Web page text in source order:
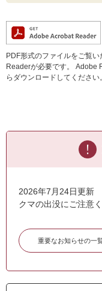
PDF形式のファイルをご覧
Readerが必要です。
Adobe
らダウンロードしてください
2026年7月24日更新
クマの出没にご注意
重要なお知らせの一